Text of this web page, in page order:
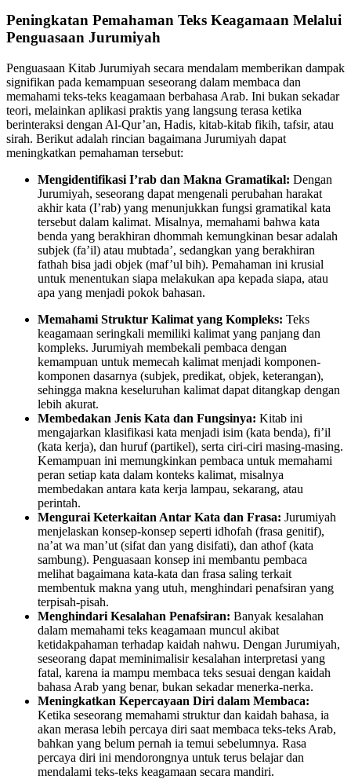
Peningkatan Pemahaman Teks Keagamaan Melalui
Penguasaan Jurumiyah
Penguasaan Kitab Jurumiyah secara mendalam memberikan dampak
signifikan pada kemampuan seseorang dalam membaca dan
memahami teks-teks keagamaan berbahasa Arab. Ini bukan sekadar
teori, melainkan aplikasi praktis yang langsung terasa ketika
berinteraksi dengan Al-Qur’an, Hadis, kitab-kitab fikih, tafsir, atau
sirah. Berikut adalah rincian bagaimana Jurumiyah dapat
meningkatkan pemahaman tersebut:
Mengidentifikasi I’rab dan Makna Gramatikal: Dengan
Jurumiyah, seseorang dapat mengenali perubahan harakat
akhir kata (I’rab) yang menunjukkan fungsi gramatikal kata
tersebut dalam kalimat. Misalnya, memahami bahwa kata
benda yang berakhiran dhommah kemungkinan besar adalah
subjek (fa’il) atau mubtada’, sedangkan yang berakhiran
fathah bisa jadi objek (maf’ul bih). Pemahaman ini krusial
untuk menentukan siapa melakukan apa kepada siapa, atau
apa yang menjadi pokok bahasan.
Memahami Struktur Kalimat yang Kompleks: Teks
keagamaan seringkali memiliki kalimat yang panjang dan
kompleks. Jurumiyah membekali pembaca dengan
kemampuan untuk memecah kalimat menjadi komponen-
komponen dasarnya (subjek, predikat, objek, keterangan),
sehingga makna keseluruhan kalimat dapat ditangkap dengan
lebih akurat.
Membedakan Jenis Kata dan Fungsinya: Kitab ini
mengajarkan klasifikasi kata menjadi isim (kata benda), fi’il
(kata kerja), dan huruf (partikel), serta ciri-ciri masing-masing.
Kemampuan ini memungkinkan pembaca untuk memahami
peran setiap kata dalam konteks kalimat, misalnya
membedakan antara kata kerja lampau, sekarang, atau
perintah.
Mengurai Keterkaitan Antar Kata dan Frasa: Jurumiyah
menjelaskan konsep-konsep seperti idhofah (frasa genitif),
na’at wa man’ut (sifat dan yang disifati), dan athof (kata
sambung). Penguasaan konsep ini membantu pembaca
melihat bagaimana kata-kata dan frasa saling terkait
membentuk makna yang utuh, menghindari penafsiran yang
terpisah-pisah.
Menghindari Kesalahan Penafsiran: Banyak kesalahan
dalam memahami teks keagamaan muncul akibat
ketidakpahaman terhadap kaidah nahwu. Dengan Jurumiyah,
seseorang dapat meminimalisir kesalahan interpretasi yang
fatal, karena ia mampu membaca teks sesuai dengan kaidah
bahasa Arab yang benar, bukan sekadar menerka-nerka.
Meningkatkan Kepercayaan Diri dalam Membaca:
Ketika seseorang memahami struktur dan kaidah bahasa, ia
akan merasa lebih percaya diri saat membaca teks-teks Arab,
bahkan yang belum pernah ia temui sebelumnya. Rasa
percaya diri ini mendorongnya untuk terus belajar dan
mendalami teks-teks keagamaan secara mandiri.